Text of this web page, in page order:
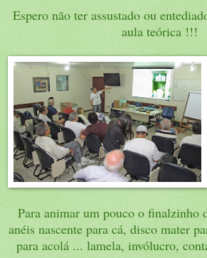
Espero não ter assustado ou
aula teórica !!!
Para animar um pouco o finalzinho
anéis nascente para cá, disco mater
para acolá ... lamela, invólucro,